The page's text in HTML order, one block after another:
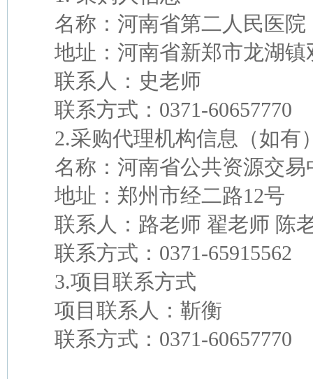
名称：河南省第二人民医院
地址：河南省新郑市龙湖镇
联系人：史老师
联系方式： 0371-60657770
2.采购代理机构信息（如有
名称：河南省公共资源交易
地址：郑州市经二路12号
联系人：路老师 翟老师 陈
联系方式： 0371-65915562
3.项目联系方式
项目联系人：靳衡
联系方式： 0371-60657770